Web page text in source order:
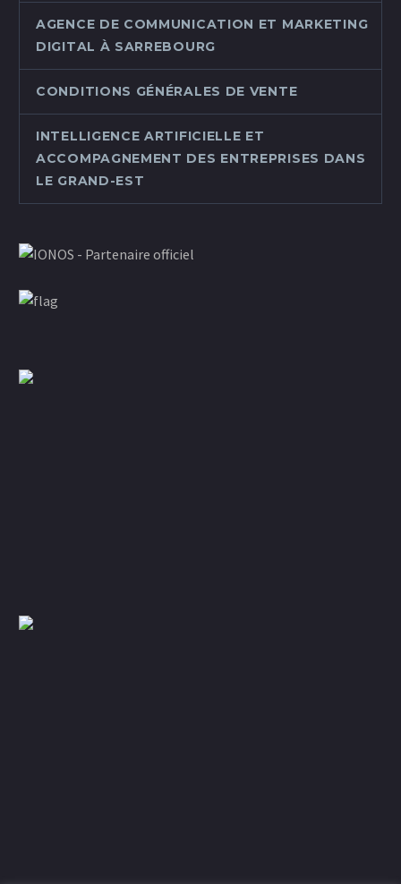
AGENCE DE COMMUNICATION ET MARKETING
DIGITAL À SARREBOURG
CONDITIONS GÉNÉRALES DE VENTE
INTELLIGENCE ARTIFICIELLE ET
ACCOMPAGNEMENT DES ENTREPRISES DANS
LE GRAND-EST